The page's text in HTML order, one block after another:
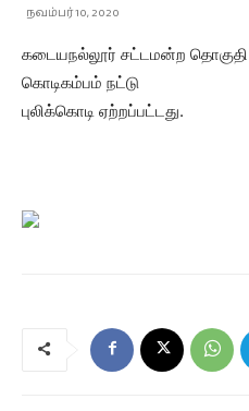
நவம்பர் 10, 2020
கடையநல்லூர் சட்டமன்ற
கொடிகம்பம் நட்டு
புலிக்கொடி ஏற்றப்பட்டது.